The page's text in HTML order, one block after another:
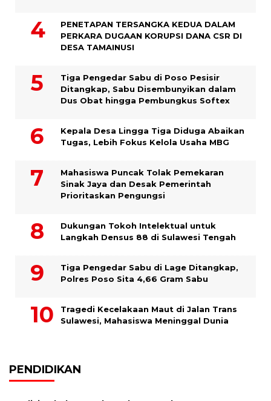
PENETAPAN TERSANGKA KEDUA DALAM
PERKARA DUGAAN KORUPSI DANA CSR DI
DESA TAMAINUSI
Tiga Pengedar Sabu di Poso Pesisir
Ditangkap, Sabu Disembunyikan dalam
Dus Obat hingga Pembungkus Softex
Kepala Desa Lingga Tiga Diduga Abaikan
Tugas, Lebih Fokus Kelola Usaha MBG
Mahasiswa Puncak Tolak Pemekaran
Sinak Jaya dan Desak Pemerintah
Prioritaskan Pengungsi
Dukungan Tokoh Intelektual untuk
Langkah Densus 88 di Sulawesi Tengah
Tiga Pengedar Sabu di Lage Ditangkap,
Polres Poso Sita 4,66 Gram Sabu
Tragedi Kecelakaan Maut di Jalan Trans
Sulawesi, Mahasiswa Meninggal Dunia
PENDIDIKAN